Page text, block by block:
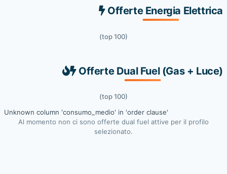
Offerte Energia Elettrica
(top 100)
Offerte Dual Fuel (Gas + Luce)
(top 100)
Unknown column 'consumo_medio' in 'order clause'
Al momento non ci sono offerte dual fuel attive per il profilo
selezionato.